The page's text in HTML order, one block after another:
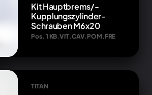
Kit Hauptbrems/-
Kupplungszylinder-
Schrauben M6x20
Pos. 1 KB.VIT.CAV.POM.FRE
TITAN